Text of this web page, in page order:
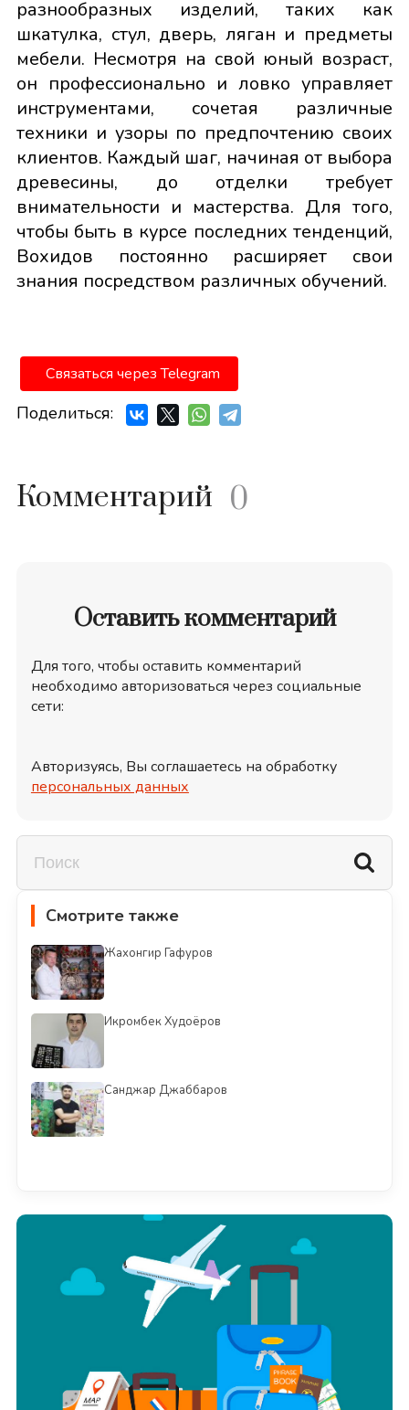
разнообразных изделий, таких как
шкатулка, стул, дверь, ляган и предметы
мебели. Несмотря на свой юный возраст,
он профессионально и ловко управляет
инструментами, сочетая различные
техники и узоры по предпочтению своих
клиентов. Каждый шаг, начиная от выбора
древесины, до отделки требует
внимательности и мастерства. Для того,
чтобы быть в курсе последних тенденций,
Вохидов постоянно расширяет свои
знания посредством различных обучений.
Связаться через Telegram
Поделиться:
Комментарий 0
Оставить комментарий
Для того, чтобы оставить комментарий
необходимо авторизоваться через социальные
сети:
Авторизуясь, Вы соглашаетесь на обработку
персональных данных
Смотрите также
Жахонгир Гафуров
Икромбек Худоёров
Санджар Джаббаров